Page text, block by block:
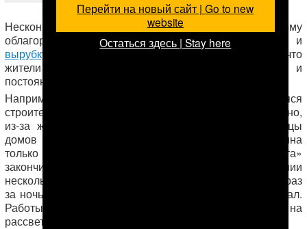
Нескончаемые стройки, кампания по так называемому
облагораживанию столицы, включающая в себя и
вырубку зеленых насаждений, приводят к тому, что
жители главного города страны живут в пыли и
постоянном шуме. Причем, не только днем, но и ночью.
Например, турецкая фирма «Ната», занимающаяся
строительством развязок,
и тоннелей, очевидно,
из-за жары предпочитает работать по ночам. Жильцы
домов вдоль улиц Тузина, Загородной и Халтурина
только недавно вздохнули с облегчением – там «Ната»
закончила и свернула работу. А до этого на протяжении
нескольких месяцев грузовики фирмы по нескольку раз
за ночь приезжали и отгружали строительный материал.
Работы начинались за полночь, а заканчивались на
рассвете.
Перейти на новый сайт | Go to new
website
Остаться здесь | Stay here